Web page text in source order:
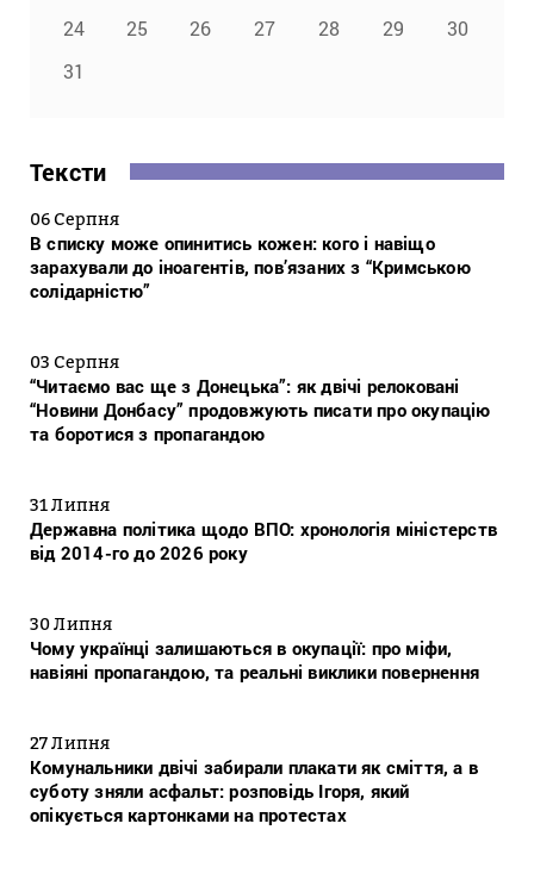
24
25 26 27 28 29
30
31
Тексти
06 Серпня
В списку може опинитись кожен: кого і навіщо
зарахували до іноагентів, пов’язаних з “Кримською
солідарністю”
03 Серпня
“Читаємо вас ще з Донецька”: як двічі релоковані
“Новини Донбасу” продовжують писати про окупацію
та боротися з пропагандою
31 Липня
Державна політика щодо ВПО: хронологія міністерств
від 2014-го до 2026 року
30 Липня
Чому українці залишаються в окупації: про міфи,
навіяні пропагандою, та реальні виклики повернення
27 Липня
Комунальники двічі забирали плакати як сміття, а в
суботу зняли асфальт: розповідь Ігоря, який
опікується картонками на протестах